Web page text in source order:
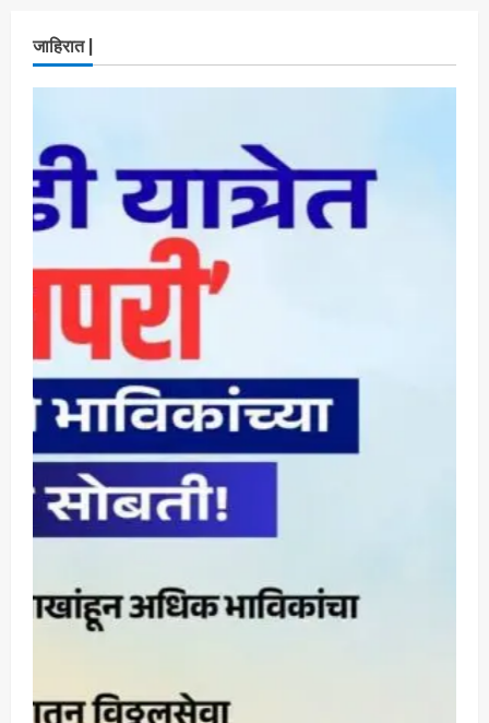
सभा घ्यावी भाजपचे ज्येष्ठ नगरसेवक संजय वाघुले यांची
ताज्या बातम्या राजकीय
नवी मुंबईतील एसआयआर (SIR) कामाचा जिल्हाधिकारी
डॉ. श्रीकृष्ण पांचाळ आणि आयुक्त डॉ. कैलास शिंदे
यांनी घेतला आढावा
Maharashtra Majha News
3, 2026
जाहिरात |